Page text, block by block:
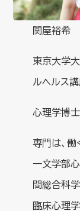
関屋裕希
東京大学
ルヘルス
心理学博
専門は、働
一文学部
間総合科
臨床心理